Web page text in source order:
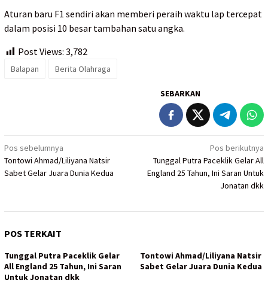
Aturan baru F1 sendiri akan memberi peraih waktu lap tercepat
dalam posisi 10 besar tambahan satu angka.
Post Views: 3,782
Balapan Berita Olahraga
SEBARKAN
Navigasi
pos
Pos sebelumnya
Tontowi Ahmad/Liliyana Natsir
Sabet Gelar Juara Dunia Kedua
Pos berikutnya
Tunggal Putra Paceklik Gelar All
England 25 Tahun, Ini Saran Untuk
Jonatan dkk
POS TERKAIT
Tunggal Putra Paceklik Gelar
All England 25 Tahun, Ini Saran
Untuk Jonatan dkk
Tontowi Ahmad/Liliyana Natsir
Sabet Gelar Juara Dunia Kedua